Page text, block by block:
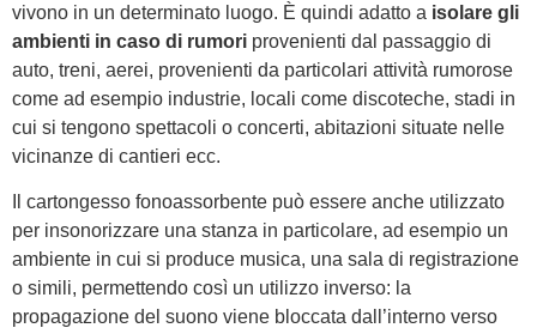
vivono in un determinato luogo. È quindi adatto a isolare gli
ambienti in caso di rumori provenienti dal passaggio di
auto, treni, aerei, provenienti da particolari attività rumorose
come ad esempio industrie, locali come discoteche, stadi in
cui si tengono spettacoli o concerti, abitazioni situate nelle
vicinanze di cantieri ecc.
Il cartongesso fonoassorbente può essere anche utilizzato
per insonorizzare una stanza in particolare, ad esempio un
ambiente in cui si produce musica, una sala di registrazione
o simili, permettendo così un utilizzo inverso: la
propagazione del suono viene bloccata dall’interno verso